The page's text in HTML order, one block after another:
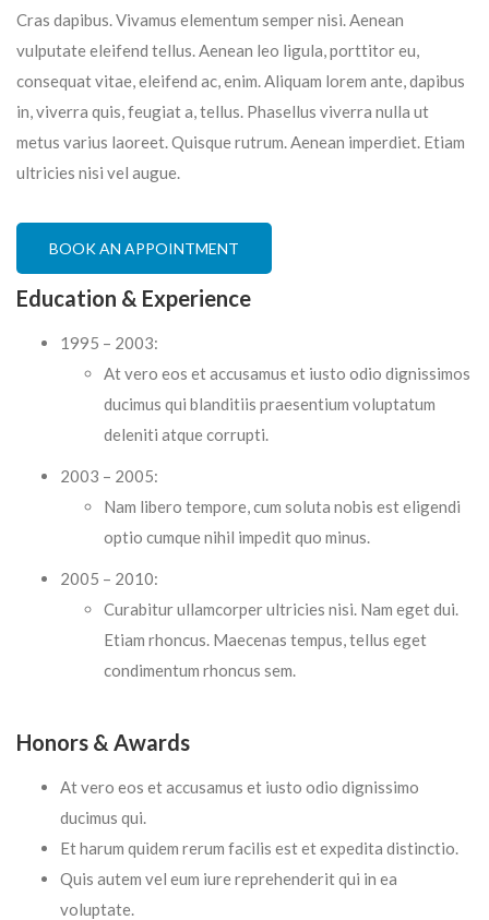
Cras dapibus. Vivamus elementum semper nisi. Aenean
vulputate eleifend tellus. Aenean leo ligula, porttitor eu,
consequat vitae, eleifend ac, enim. Aliquam lorem ante, dapibus
in, viverra quis, feugiat a, tellus. Phasellus viverra nulla ut
metus varius laoreet. Quisque rutrum. Aenean imperdiet. Etiam
ultricies nisi vel augue.
BOOK AN APPOINTMENT
Education & Experience
1995 – 2003:
At vero eos et accusamus et iusto odio dignissimos
ducimus qui blanditiis praesentium voluptatum
deleniti atque corrupti.
2003 – 2005:
Nam libero tempore, cum soluta nobis est eligendi
optio cumque nihil impedit quo minus.
2005 – 2010:
Curabitur ullamcorper ultricies nisi. Nam eget dui.
Etiam rhoncus. Maecenas tempus, tellus eget
condimentum rhoncus sem.
Honors & Awards
At vero eos et accusamus et iusto odio dignissimo
ducimus qui.
Et harum quidem rerum facilis est et expedita distinctio.
Quis autem vel eum iure reprehenderit qui in ea
voluptate.